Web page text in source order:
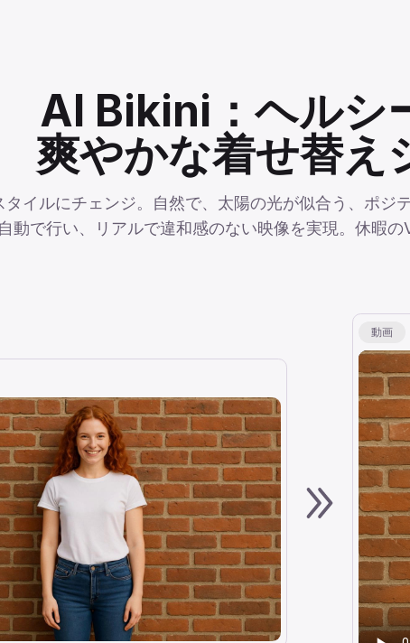
AI Bikini：ヘルシ
爽やかな着せ替え
イルにチェンジ。自然で、太陽の光が似合う、ポ
動で行い、リアルで違和感のない映像を実現。休暇
動画